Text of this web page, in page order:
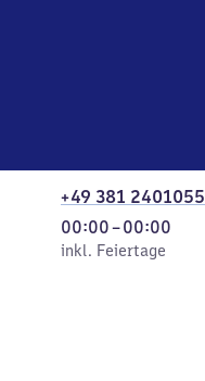
+49 381 2401055
inkl. Feiertage
00:00–00:00
Von
0
inkl. Feiertage